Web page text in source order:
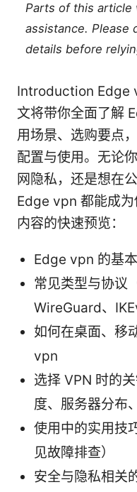
Parts of this article
assistance. Please
details before
Introduction Edge
文将带你全面了解
用场景、选购要点
配置与使用。无论
网隐私，还是想在
Edge vpn 都能成
内容的快速预览：
Edge vpn 的基
常见类型与协议
WireGuard、
如何在桌面、移
vpn
选择 VPN 时的
度、服务器分布
使用中的实用技
见故障排查）
安全与隐私相关